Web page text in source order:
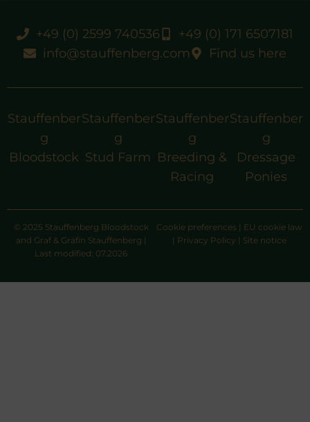
+49 (0) 2599 740536
+49 (0) 171 6507181
info@stauffenberg.com
Find us here
Stauffenber
g
Bloodstock
Stauffenber
g
Stud Farm
Stauffenber
g
Breeding &
Racing
Stauffenber
g
Dressage
Ponies
© 2025 Stauffenberg Bloodstock
and Graf & Gräfin Stauffenberg |
Last modified: 07.2026
Cookie preferences | EU cookie law
| Privacy Policy | Site notice